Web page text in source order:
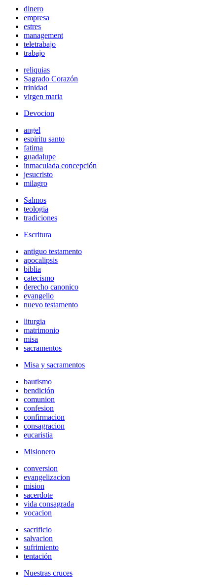
dinero
empresa
estres
management
teletrabajo
trabajo
reliquias
Sagrado Corazón
trinidad
virgen maria
Devocion
angel
espiritu santo
fatima
guadalupe
inmaculada concepción
jesucristo
milagro
Salmos
teologia
tradiciones
Escritura
antiguo testamento
apocalipsis
biblia
catecismo
derecho canonico
evangelio
nuevo testamento
liturgia
matrimonio
misa
sacramentos
Misa y sacramentos
bautismo
bendición
comunion
confesion
confirmacion
consagracion
eucaristia
Misionero
conversion
evangelizacion
mision
sacerdote
vida consagrada
vocacion
sacrificio
salvacion
sufrimiento
tentación
Nuestras cruces